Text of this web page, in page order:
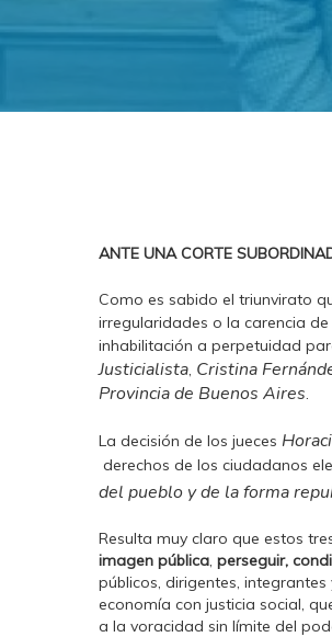
ANTE UNA CORTE
Como es sabido el triunvirato
irregularidades o la carencia
inhabilitación a perpetuidad
Justicialista, Cristina
Provincia de Buenos Aires.
La decisión de los jueces
derechos de los ciudadanos
del pueblo y de la forma
Resulta muy claro que estos
imagen pública, perseguir,
públicos, dirigentes, integrantes
economía con justicia social,
a la voracidad sin límite del